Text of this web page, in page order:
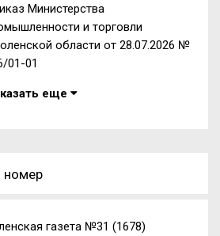
Министерства
и торговли
области от 28.07.2026 №
01-01
еще
номер
газета №31 (1678)